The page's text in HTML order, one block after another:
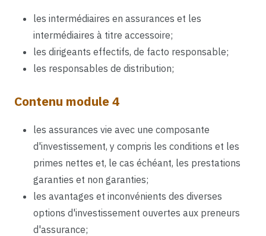
les intermédiaires en assurances et les
intermédiaires à titre accessoire;
les dirigeants effectifs, de facto responsable;
les responsables de distribution;
Contenu module 4
les assurances vie avec une composante
d'investissement, y compris les conditions et les
primes nettes et, le cas échéant, les prestations
garanties et non garanties;
les avantages et inconvénients des diverses
options d'investissement ouvertes aux preneurs
d'assurance;